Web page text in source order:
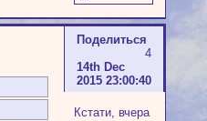
Поделиться
4
14th Dec
2015 23:00:40
Кстати, вчера